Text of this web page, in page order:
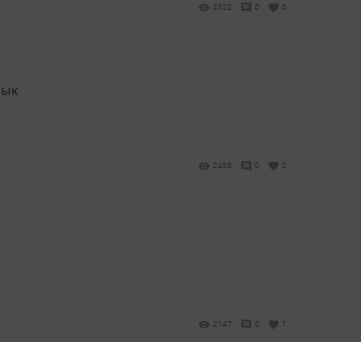
2322 0 0
2458 0 2
2147 0 1